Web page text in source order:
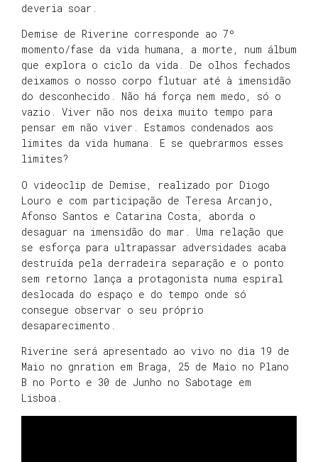
deveria soar.
Demise de Riverine corresponde ao 7º
momento/fase da vida humana, a morte, num álbum
que explora o ciclo da vida. De olhos fechados
deixamos o nosso corpo flutuar até à imensidão
do desconhecido. Não há força nem medo, só o
vazio. Viver não nos deixa muito tempo para
pensar em não viver. Estamos condenados aos
limites da vida humana. E se quebrarmos esses
limites?
O videoclip de Demise, realizado por Diogo
Louro e com participação de Teresa Arcanjo,
Afonso Santos e Catarina Costa, aborda o
desaguar na imensidão do mar. Uma relação que
se esforça para ultrapassar adversidades acaba
destruída pela derradeira separação e o ponto
sem retorno lança a protagonista numa espiral
deslocada do espaço e do tempo onde só
consegue observar o seu próprio
desaparecimento.
Riverine será apresentado ao vivo no dia 19 de
Maio no gnration em Braga, 25 de Maio no Plano
B no Porto e 30 de Junho no Sabotage em
Lisboa.